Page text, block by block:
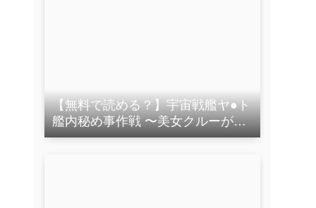
【無料で読める？】宇宙戦艦ヤ●ト
艦内秘め事作戦 〜美女クルーが地
球を救う夜〜【セット作品】 【ひ